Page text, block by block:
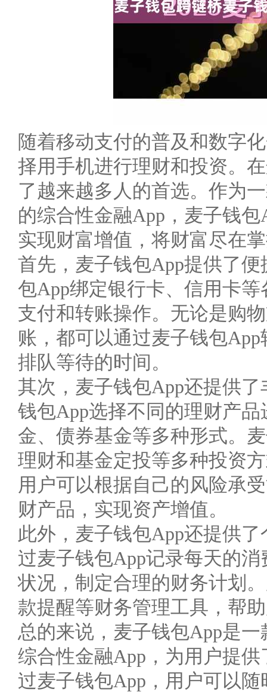
随着移动支付的普及和数字
择用手机进行理财和投资。
了越来越多人的首选。作为
的综合性金融App，麦子钱
实现财富增值，将财富尽在
首先，麦子钱包App提供了
包App绑定银行卡、信用卡
支付和转账操作。无论是购
账，都可以通过麦子钱包
排队等待的时间。
其次，麦子钱包App还提供
钱包App选择不同的理财产
金、债券基金等多种形式。
理财和基金定投等多种投资
用户可以根据自己的风险承
财产品，实现资产增值。
此外，麦子钱包App还提供
过麦子钱包App记录每天的
状况，制定合理的财务计划
款提醒等财务管理工具，帮
总的来说，麦子钱包App是
综合性金融App，为用户提
过麦子钱包App，用户可以